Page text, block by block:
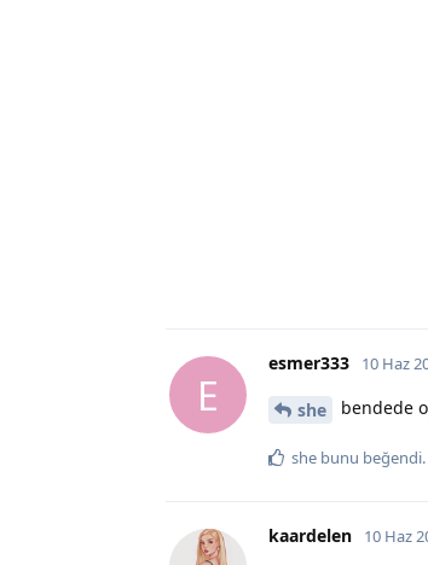
E
esmer333 10 Haz
she bendede
she bunu beğendi.
kaardelen 10 Haz